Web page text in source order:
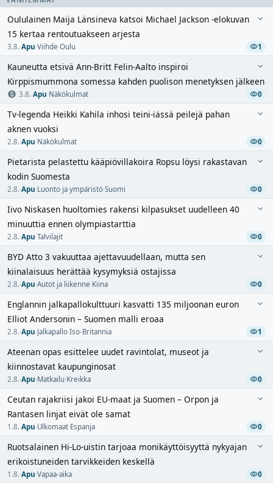
Oululainen Maija Länsineva katsoi Michael Jackson -elokuvan
15 kertaa rentoutuakseen arjesta
3.8.·Apu·Viihde·Oulu 1
Kauneutta etsivä Ann-Britt Felin-Aalto inspiroi
Kirppismummona somessa kahden puolison menetyksen jälkeen
3.8.·Apu·Näkökulmat 0
Tv-legenda Heikki Kahila inhosi teini-iässä peilejä pahan
aknen vuoksi
2.8.·Apu·Näkökulmat 0
Pietarista pelastettu kääpiövillakoira Ropsu löysi rakastavan
kodin Suomesta
2.8.·Apu·Luonto ja ympäristö·Suomi 0
Iivo Niskasen huoltomies rakensi kilpasukset uudelleen 40
minuuttia ennen olympiastarttia
2.8.·Apu·Talvilajit 0
BYD Atto 3 vakuuttaa ajettavuudellaan, mutta sen
kiinalaisuus herättää kysymyksiä ostajissa
2.8.·Apu·Autot ja liikenne·Kiina 0
Englannin jalkapallokulttuuri kasvatti 135 miljoonan euron
Elliot Andersonin – Suomen malli eroaa
2.8.·Apu·Jalkapallo·Iso-Britannia 1
Ateenan opas esittelee uudet ravintolat, museot ja
kiinnostavat kaupunginosat
2.8.·Apu·Matkailu·Kreikka 0
Ceutan rajakriisi jakoi EU-maat ja Suomen – Orpon ja
Rantasen linjat eivät ole samat
1.8.·Apu·Ulkomaat·Espanja 0
Ruotsalainen Hi-Lo-uistin tarjoaa monikäyttöisyyttä nykyajan
erikoistuneiden tarvikkeiden keskellä
1.8.·Apu·Vapaa-aika 0